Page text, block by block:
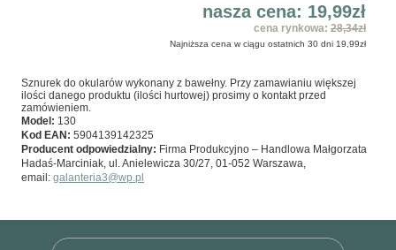
nasza cena: 19,99zł
cena rynkowa: 28,34zł
Najniższa cena w ciągu ostatnich 30 dni 19,99zł
Sznurek do okularów wykonany z bawełny. Przy zamawianiu większej
ilości danego produktu (ilości hurtowej) prosimy o kontakt przed
zamówieniem.
Model: 130
Kod EAN: 5904139142325
Producent odpowiedzialny: Firma Produkcyjno – Handlowa Małgorzata
Hadaś-Marciniak, ul. Anielewicza 30/27, 01-052 Warszawa,
email: galanteria3@wp.pl